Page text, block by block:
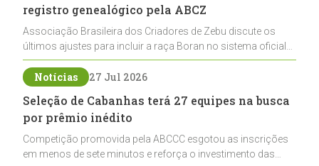
registro genealógico pela ABCZ
Associação Brasileira dos Criadores de Zebu discute os
últimos ajustes para incluir a raça Boran no sistema oficial
de registros, abrindo caminho para sua expansão na
pecuária nacional
Notícias 27 Jul 2026
Seleção de Cabanhas terá 27 equipes na busca
por prêmio inédito
Competição promovida pela ABCCC esgotou as inscrições
em menos de sete minutos e reforça o investimento das